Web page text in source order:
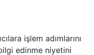
işlem adımlarını
edinme niyetini